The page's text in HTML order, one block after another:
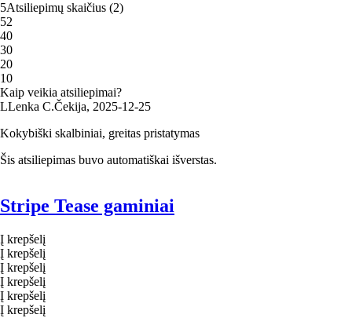
5Atsiliepimų skaičius (2)
52
40
30
20
10
Kaip veikia atsiliepimai?
LLenka C.Čekija, 2025‑12‑25
Kokybiški skalbiniai, greitas pristatymas
Šis atsiliepimas buvo automatiškai išverstas.
Stripe Tease gaminiai
Į krepšelį
Į krepšelį
Į krepšelį
Į krepšelį
Į krepšelį
Į krepšelį